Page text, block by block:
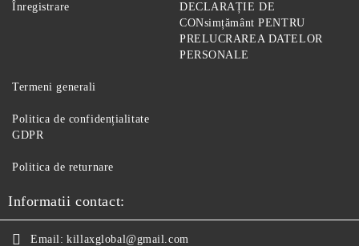
Înregistrare
DECLARAȚIE DE
CONsimțământ PENTRU
PRELUCRAREA DATELOR
PERSONALE
Termeni generali
Politica de confidențialitate
GDPR
Politica de returnare
Informatii contact:
Email: killaxglobal@gmail.com